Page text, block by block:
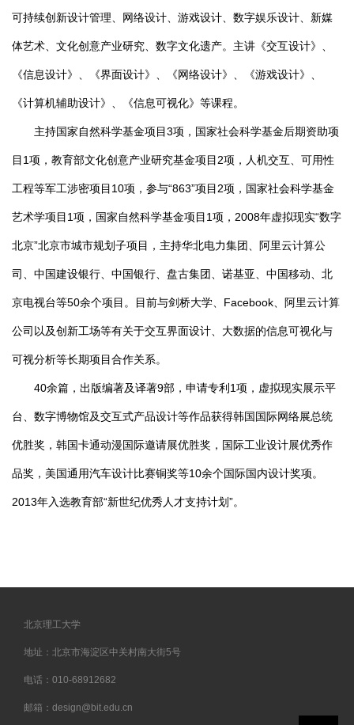
可持续创新设计管理、网络设计、游戏设计、数字娱乐设计、新媒
体艺术、文化创意产业研究、数字文化遗产。主讲《交互设计》、
《信息设计》、《界面设计》、《网络设计》、《游戏设计》、
《计算机辅助设计》、《信息可视化》等课程。
主持国家自然科学基金项目3项，国家社会科学基金后期资助项
目1项，教育部文化创意产业研究基金项目2项，人机交互、可用性
工程等军工涉密项目10项，参与“863”项目2项，国家社会科学基金
艺术学项目1项，国家自然科学基金项目1项，2008年虚拟现实“数字
北京”北京市城市规划子项目，主持华北电力集团、阿里云计算公
司、中国建设银行、中国银行、盘古集团、诺基亚、中国移动、北
京电视台等50余个项目。目前与剑桥大学、Facebook、阿里云计算
公司以及创新工场等有关于交互界面设计、大数据的信息可视化与
可视分析等长期项目合作关系。
40余篇，出版编著及译著9部，申请专利1项，虚拟现实展示平
台、数字博物馆及交互式产品设计等作品获得韩国国际网络展总统
优胜奖，韩国卡通动漫国际邀请展优胜奖，国际工业设计展优秀作
品奖，美国通用汽车设计比赛铜奖等10余个国际国内设计奖项。
2013年入选教育部“新世纪优秀人才支持计划”。
北京理工大学
地址：北京市海淀区中关村南大街5号
电话：010-68912682
邮箱：design@bit.edu.cn